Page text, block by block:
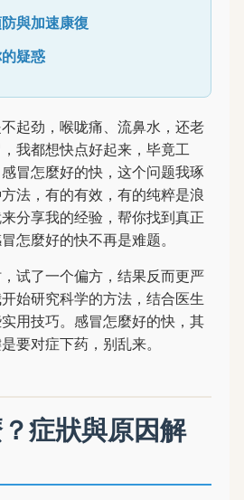
與加速康復
疑惑
起劲，喉咙痛、流鼻水，还老
我都想快点好起来，毕竟工
冒怎麼好的快，这个问题我琢
法，有的有效，有的纯粹是浪
分享我的经验，帮你找到真正
怎麼好的快不再是难题。
试了一个偏方，结果反而更严
始研究科学的方法，结合医生
用技巧。感冒怎麼好的快，其
要对症下药，别乱来。
症狀與原因解